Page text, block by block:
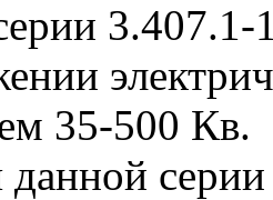
3.407.1-
35-500 Кв.
серии